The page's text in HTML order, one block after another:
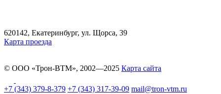
620142, Екатеринбург, ул. Щорса, 39
Карта проезда
© ООО «Трон-ВТМ», 2002—2025 Карта сайта
+7 (343) 379-8-379 +7 (343) 317-39-09 mail@tron-vtm.ru